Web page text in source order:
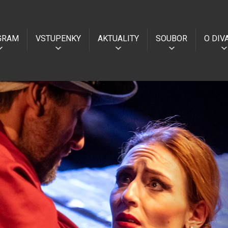
VSTUPENKY AKTUALITY SOUBOR O